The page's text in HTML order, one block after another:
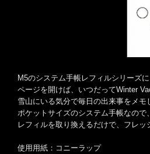
M5のシステム手帳レフィルシリーズ
ページを開けば、いつだってWinter
雪山にいる気分で毎日の出来事をメ
ポケットサイズのシステム手帳なので、
レフィルを取り換えるだけで、フレ
使用用紙：コニーラップ